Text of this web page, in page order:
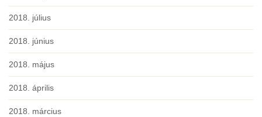
2018. július
2018. június
2018. május
2018. április
2018. március